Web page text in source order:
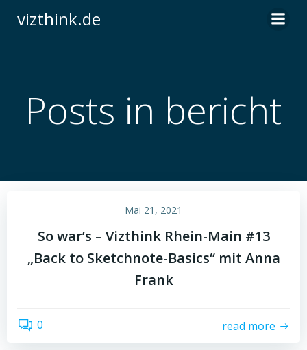
vizthink.de
Posts in bericht
Mai 21, 2021
So war’s – Vizthink Rhein-Main #13
„Back to Sketchnote-Basics“ mit Anna
Frank
0 read more